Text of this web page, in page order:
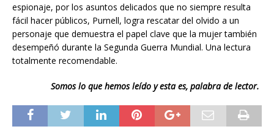
espionaje, por los asuntos delicados que no siempre resulta
fácil hacer públicos, Purnell, logra rescatar del olvido a un
personaje que demuestra el papel clave que la mujer también
desempeñó durante la Segunda Guerra Mundial. Una lectura
totalmente recomendable.
Somos lo que hemos leído y esta es, palabra de lector.